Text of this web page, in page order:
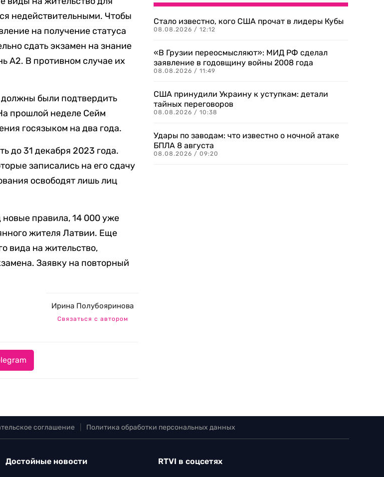
недействительными. Чтобы
на получение статуса
сдать экзамен на знание
А2. В противном случае их
были подтвердить
прошлой неделе Сейм
госязыком на два года.
до 31 декабря 2023 года.
записались на его сдачу
освободят лишь лиц
правила, 14 000 уже
жителя Латвии. Еще
вида на жительство,
Заявку на повторный
Ирина Полубояринова
Связаться с автором
Стало известно, кого США прочат в лидеры Кубы
08.08.2026 / 12:12
«В Грузии переосмысляют»: МИД РФ сделал
заявление в годовщину войны 2008 года
08.08.2026 / 11:49
США принудили Украину к уступкам: детали
тайных переговоров
08.08.2026 / 10:38
Удары по заводам: что известно о ночной атаке
БПЛА 8 августа
08.08.2026 / 09:20
соглашение Политика обработки персональных данных
Достойные новости RTVI в соцсетях